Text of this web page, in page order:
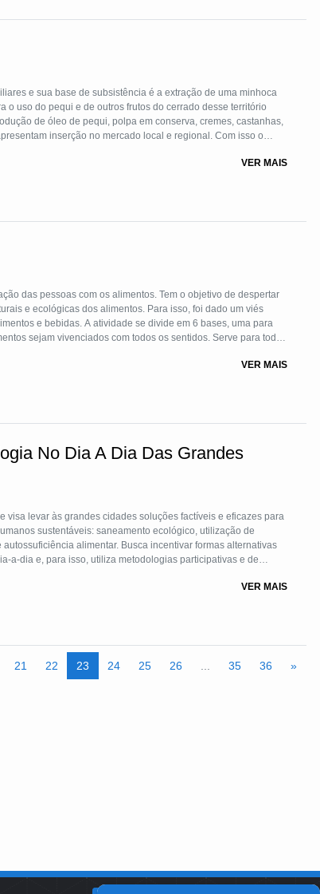
e sua base de subsistência é a extração de uma minhoca
uso do pequi e de outros frutos do cerrado desse território
de óleo de pequi, polpa em conserva, cremes, castanhas,
inserção no mercado local e regional. Com isso o
junto à escola.
VER MAIS
das pessoas com os alimentos. Tem o objetivo de despertar
e ecológicas dos alimentos. Para isso, foi dado um viés
e bebidas. A atividade se divide em 6 bases, uma para
sejam vivenciados com todos os sentidos. Serve para todas
e do gosto.
VER MAIS
No Dia A Dia Das Grandes
visa levar às grandes cidades soluções factíveis e eficazes para
sustentáveis: saneamento ecológico, utilização de
a-dia e, para isso, utiliza metodologias participativas e de
VER MAIS
21 22 23 24 25 26 35 36 »